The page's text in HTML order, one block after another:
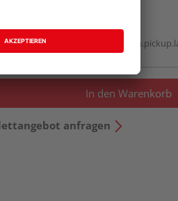
Auf Vorbestellung:
In den Warenkorb
anfragen